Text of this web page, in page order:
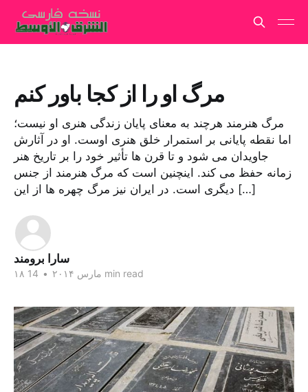
مرگ او را از کجا باور کنم
مرگ هنرمند هرچند به معنای پایان زندگی هنری او نیست؛
اما نقطه پایانی بر استمرار خلق هنری اوست. او در آثارش
جاویدان می شود و تا قرن ها تأثیر خود را بر تاریخ هنر
زمانه حفظ می کند. اینچنین است که مرگ هنرمند از جنس
دیگری است. در ایران نیز مرگ چهره ها از این […]
سارا برومند
۱۸ مارس ۲۰۱۴ • 14 min read